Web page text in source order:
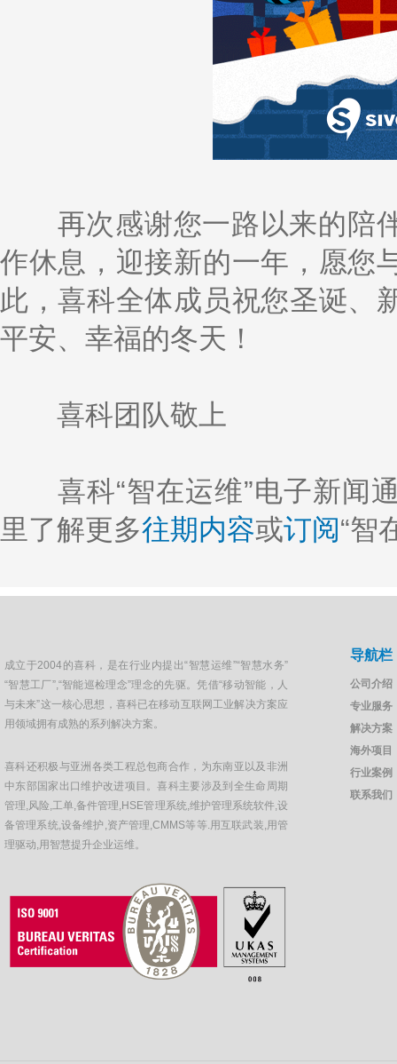
再次感谢您一路以来的陪伴
作休息，迎接新的一年，愿您
此，喜科全体成员祝您圣诞、
平安、幸福的冬天！
喜科团队敬上
喜科“智在运维”电子新闻
里了解更多往期内容或订阅“智
成立于2004的喜科，是在行业内提出“智慧运维”“智慧水务”
“智慧工厂”,“智能巡检理念”理念的先驱。凭借“移动智能，人
与未来”这一核心思想，喜科已在移动互联网工业解决方案应
用领域拥有成熟的系列解决方案。
喜科还积极与亚洲各类工程总包商合作，为东南亚以及非洲
中东部国家出口维护改进项目。喜科主要涉及到全生命周期
管理,风险,工单,备件管理,HSE管理系统,维护管理系统软件,设
备管理系统,设备维护,资产管理,CMMS等等.用互联武装,用管
理驱动,用智慧提升企业运维。
导航栏
公司介绍
专业服务
解决方案
海外项目
行业案例
联系我们